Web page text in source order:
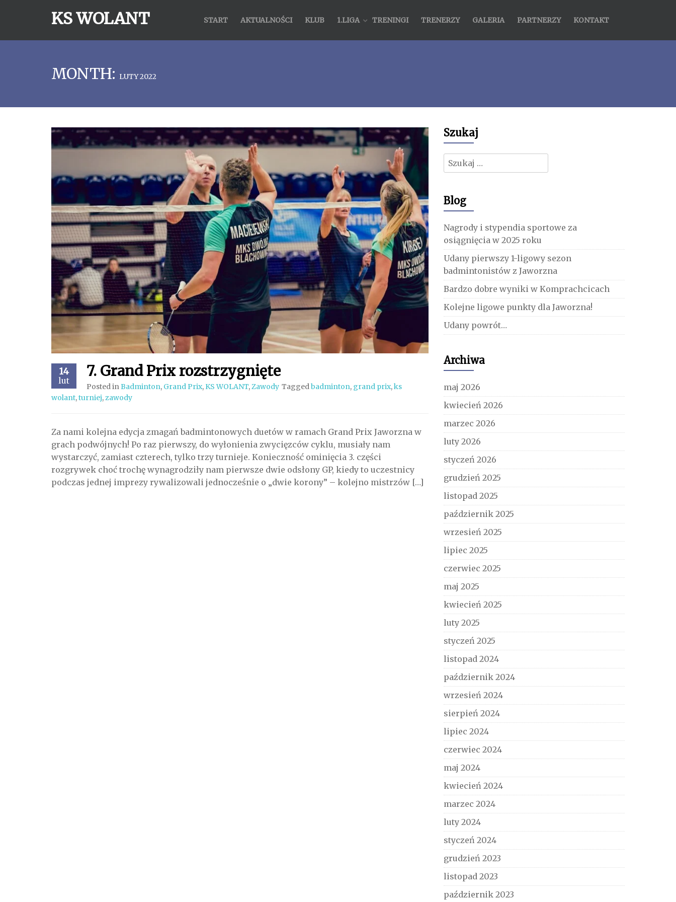
KS WOLANT START AKTUALNOŚCI KLUB 1.LIGA TRENINGI TRENERZY GALERIA PARTNERZY KONTAKT
MONTH: LUTY 2022
14
lut
7. Grand Prix rozstrzygnięte
Posted inBadminton, Grand Prix, KS WOLANT,Zawody Taggedbadminton, grand prix,ks
wolant,turniej,zawody
Za nami kolejna edycja zmagań badmintonowych duetów w ramach Grand Prix Jaworzna w
grach podwójnych! Po raz pierwszy, do wyłonienia zwycięzców cyklu, musiały nam
wystarczyć, zamiast czterech, tylko trzy turnieje. Konieczność ominięcia 3. części
rozgrywek choć trochę wynagrodziły nam pierwsze dwie odsłony GP, kiedy to uczestnicy
podczas jednej imprezy rywalizowali jednocześnie o „dwie korony” – kolejno mistrzów […]
Szukaj
Szukaj:
Blog
Nagrody i stypendia sportowe za
osiągnięcia w 2025 roku
Udany pierwszy 1-ligowy sezon
badmintonistów z Jaworzna
Bardzo dobre wyniki w Komprachcicach
Kolejne ligowe punkty dla Jaworzna!
Udany powrót…
Archiwa
maj 2026
kwiecień 2026
marzec 2026
luty 2026
styczeń 2026
grudzień 2025
listopad 2025
październik 2025
wrzesień 2025
lipiec 2025
czerwiec 2025
maj 2025
kwiecień 2025
luty 2025
styczeń 2025
listopad 2024
październik 2024
wrzesień 2024
sierpień 2024
lipiec 2024
czerwiec 2024
maj 2024
kwiecień 2024
marzec 2024
luty 2024
styczeń 2024
grudzień 2023
listopad 2023
październik 2023